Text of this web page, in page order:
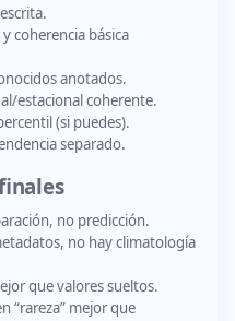
coherencia básica
anotados.
estacional coherente.
(si puedes).
separado.
no predicción.
no hay climatología
que valores sueltos.
“rareza” mejor que